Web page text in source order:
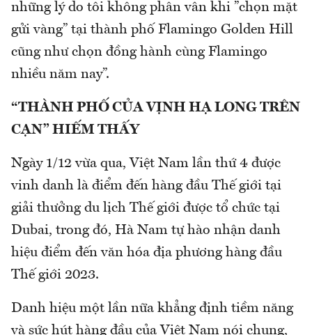
những lý do tôi không phân vân khi ”chọn mặt
gửi vàng” tại thành phố Flamingo Golden Hill
cũng như chọn đồng hành cùng Flamingo
nhiều năm nay”.
“THÀNH PHỐ CỦA VỊNH HẠ LONG TRÊN
CẠN” HIẾM THẤY
Ngày 1/12 vừa qua, Việt Nam lần thứ 4 được
vinh danh là điểm đến hàng đầu Thế giới tại
giải thưởng du lịch Thế giới được tổ chức tại
Dubai, trong đó, Hà Nam tự hào nhận danh
hiệu điểm đến văn hóa địa phương hàng đầu
Thế giới 2023.
Danh hiệu một lần nữa khẳng định tiềm năng
và sức hút hàng đầu của Việt Nam nói chung,